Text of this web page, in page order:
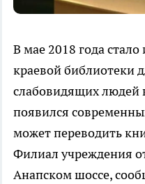
В мае 2018 года
краевой библиотеки
слабовидящих людей
появился
может переводить
Филиал учреждения
Анапском шоссе,